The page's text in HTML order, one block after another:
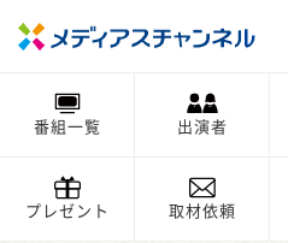
番組一覧 出演者
プレゼント 取材依頼